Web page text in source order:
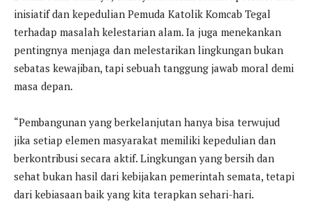
inisiatif dan kepedulian Pemuda Katolik Komcab Tegal
terhadap masalah kelestarian alam. Ia juga menekankan
pentingnya menjaga dan melestarikan lingkungan bukan
sebatas kewajiban, tapi sebuah tanggung jawab moral demi
masa depan.
“Pembangunan yang berkelanjutan hanya bisa terwujud
jika setiap elemen masyarakat memiliki kepedulian dan
berkontribusi secara aktif. Lingkungan yang bersih dan
sehat bukan hasil dari kebijakan pemerintah semata, tetapi
dari kebiasaan baik yang kita terapkan sehari-hari.